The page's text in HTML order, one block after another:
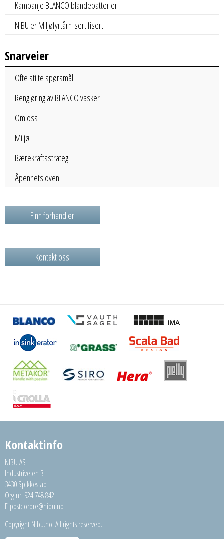
Kampanje BLANCO blandebatterier
NIBU er Miljøfyrtårn-sertifisert
Snarveier
Ofte stilte spørsmål
Rengjøring av BLANCO vasker
Om oss
Miljø
Bærekraftsstrategi
Åpenhetsloven
Finn forhandler
Kontakt oss
Kontaktinfo
NIBU AS
Industriveien 3
3430 Spikkestad
Org.nr: 924 748 842
E-post: ordre@nibu.no
Copyright Nibu.no. All rights reserved.